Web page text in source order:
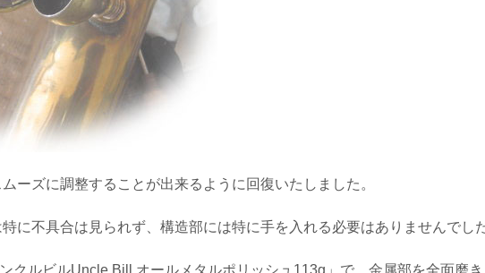
ーズに調整することが出来るように回復いたしました。
に不具合は見られず、構造部には特に手を入れる必要はありませんでした
ルビルUncle Bill オールメタルポリッシュ113g」で、金属部を全面磨き